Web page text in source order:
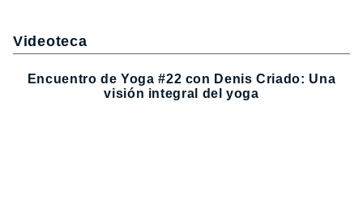
Videoteca
Encuentro de Yoga #22 con Denis Criado: Una
visión integral del yoga